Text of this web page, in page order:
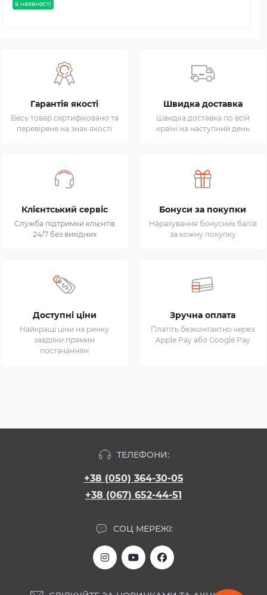
в наявності
Гарантія якості
Весь товар сертифіковано та
перевірене на знак якості
Швидка доставка
Швидка доставка по всій
країні на наступний день
Клієнтський сервіс
Служба підтримки клієнтів
24/7 без вихідних
Бонуси за покупки
Нарахування бонусних балів
за кожну покупку
Доступні ціни
Найкращі ціни на ринку
завдяки прямим
постачанням
Зручна оплата
Платіть безконтактно через
Apple Pay або Google Pay
ТЕЛЕФОНИ:
+38 (050) 364-30-05
+38 (067) 652-44-51
СОЦ МЕРЕЖІ: